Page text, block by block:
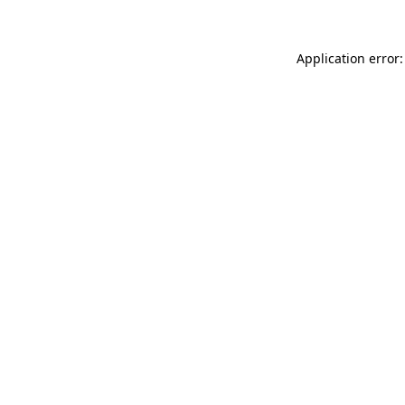
Application